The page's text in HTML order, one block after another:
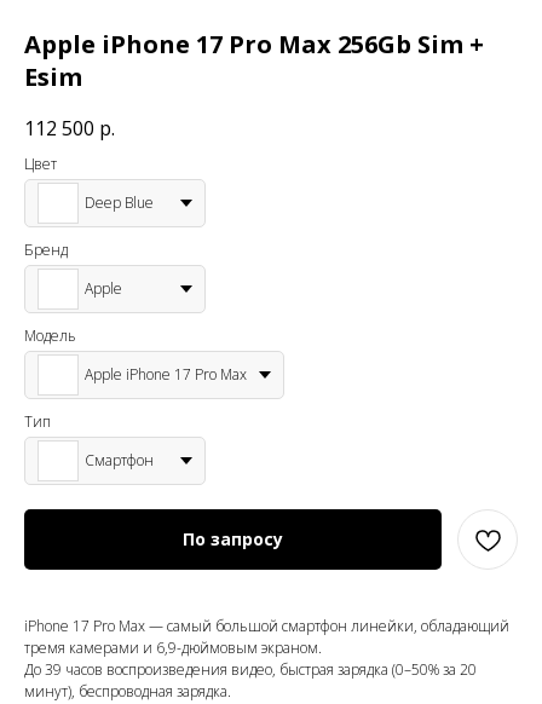
Apple iPhone 17 Pro Max 256Gb Sim +
Esim
112 500 р.
Цвет
Deep Blue
Бренд
Apple
Модель
Apple iPhone 17 Pro Max
Тип
Смартфон
По запросу
iPhone 17 Pro Max — самый большой смартфон линейки, обладающий
тремя камерами и 6,9-дюймовым экраном.
До 39 часов воспроизведения видео, быстрая зарядка (0–50% за 20
минут), беспроводная зарядка.